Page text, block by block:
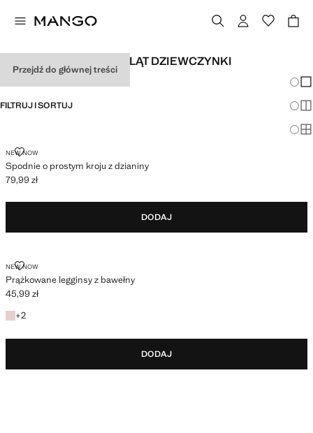
Przejdź do głównej treści
SPODNIE DLA NIEMOWLĄT DZIEWCZYNKI
FILTRUJ I SORTUJ
NEW NOW
Spodnie o prostym kroju z dzianiny
SPODNIE O PROSTYM KROJU Z DZIANINY
Aktualna cena [79,99 zł ]
79,99 zł
DODAJ
NEW NOW
Prążkowane legginsy z bawełny
PRĄŻKOWANE LEGGINSY Z BAWEŁNY
Aktualna cena [45,99 zł ]
45,99 zł
+2
+2 kolory
DODAJ